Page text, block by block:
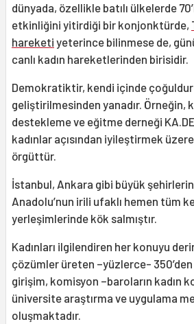
dünyada, özellikle batılı ülkelerde
etkinliğini yitirdiği bir konjonktürde,
hareketi yeterince bilinmese de,
canlı kadın hareketlerinden birisidir.
Demokratiktir, kendi içinde
geliştirilmesinden yanadır. Örneğin,
destekleme ve eğitme derneği
kadınlar açısından iyileştirmek
örgüttür.
İstanbul, Ankara gibi büyük
Anadolu’nun irili ufaklı hemen tüm
yerleşimlerinde kök salmıştır.
Kadınları ilgilendiren her konuyu
çözümler üreten –yüzlerce-
girişim, komisyon –baroların kadın
üniversite araştırma ve uygulama
oluşmaktadır.